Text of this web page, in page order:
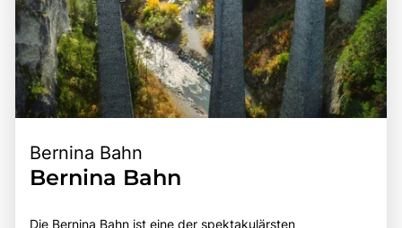
Bernina Bahn
Bernina Bahn
Die Bernina Bahn ist eine der spektakulärsten